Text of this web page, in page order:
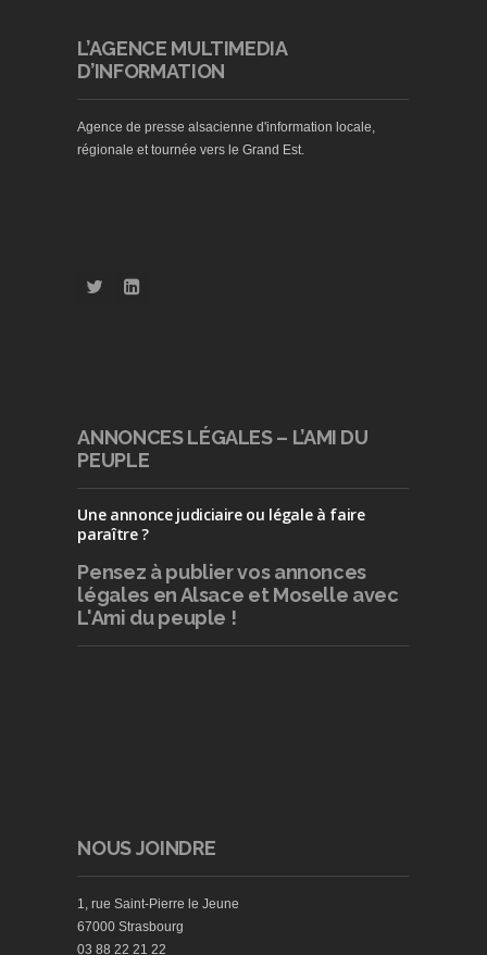
L’AGENCE MULTIMEDIA
D’INFORMATION
Agence de presse alsacienne d'information locale,
régionale et tournée vers le Grand Est.
ANNONCES LÉGALES – L’AMI DU
PEUPLE
Une annonce judiciaire ou légale à faire
paraître ?
Pensez à publiervos annonces
légales en Alsace et Moselle avec
L'Ami du peuple !
NOUS JOINDRE
1, rue Saint-Pierre le Jeune
67000 Strasbourg
03 88 22 21 22